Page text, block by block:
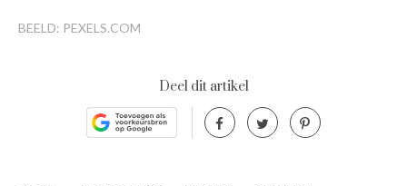
BEELD: PEXELS.COM
Deel dit artikel